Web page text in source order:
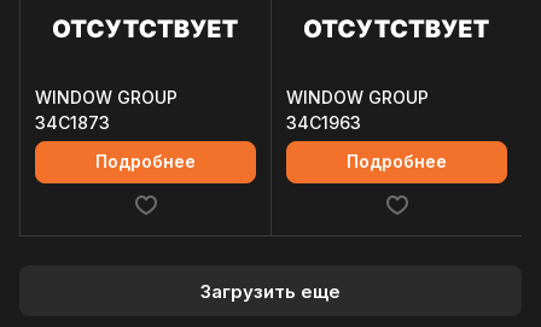
WINDOW GROUP
34C1873
Подробнее
WINDOW GROUP
34C1963
Подробнее
Загрузить еще